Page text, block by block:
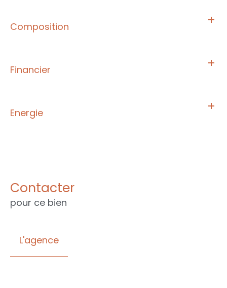
Composition
Financier
Energie
Contacter
pour ce bien
L'agence